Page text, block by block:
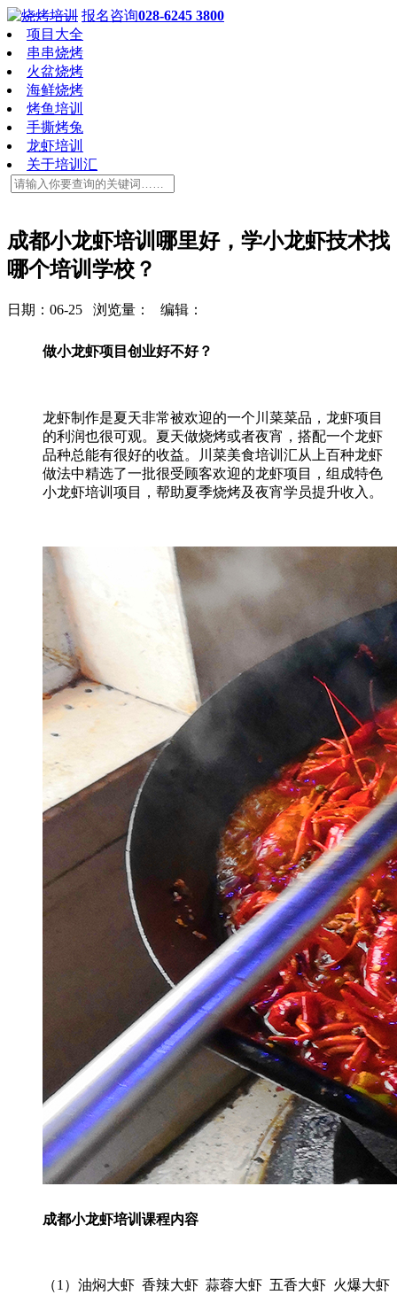
报名咨询028-6245 3800
项目大全
串串烧烤
火盆烧烤
海鲜烧烤
烤鱼培训
手撕烤兔
龙虾培训
关于培训汇
成都小龙虾培训哪里好，学小龙虾技术找
哪个培训学校？
日期：06-25 浏览量： 编辑：
做小龙虾项目创业好不好？
龙虾制作是夏天非常被欢迎的一个川菜菜品，龙虾项目
的利润也很可观。夏天做烧烤或者夜宵，搭配一个龙虾
品种总能有很好的收益。川菜美食培训汇从上百种龙虾
做法中精选了一批很受顾客欢迎的龙虾项目，组成特色
小龙虾培训项目，帮助夏季烧烤及夜宵学员提升收入。
成都小龙虾培训课程内容
（1）油焖大虾 香辣大虾 蒜蓉大虾 五香大虾 火爆大虾